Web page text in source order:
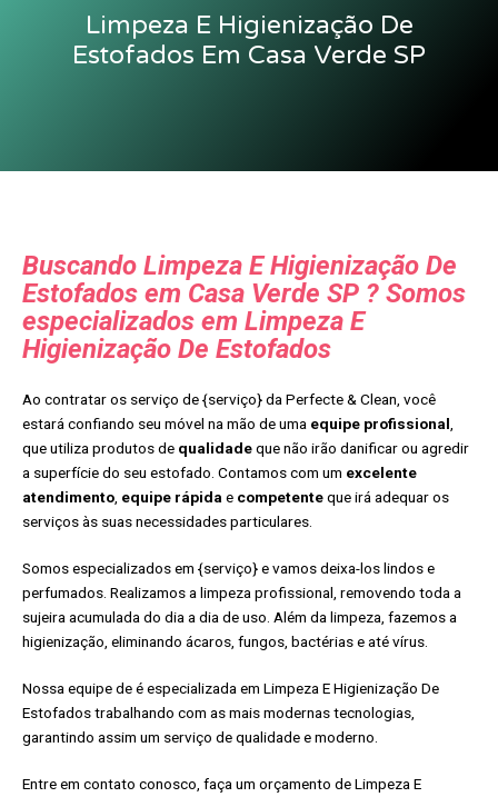
Limpeza E Higienização De
Estofados Em Casa Verde SP
Buscando Limpeza E Higienização De
Estofados em Casa Verde SP ? Somos
especializados em Limpeza E
Higienização De Estofados
Ao contratar os serviço de {serviço} da Perfecte & Clean, você
estará confiando seu móvel na mão de uma equipe profissional
que utiliza produtos de qualidadeque não irão danificar ou agredir
a superfície do seu estofado. Contamos com um excelente
atendimento equipe rápida e competenteque irá adequar os
serviços às suas necessidades particulares.
Somos especializados em {serviço} e vamos deixa-los lindos e
perfumados. Realizamos a limpeza profissional, removendo toda a
sujeira acumulada do dia a dia de uso. Além da limpeza, fazemos a
higienização, eliminando ácaros, fungos, bactérias e até vírus.
Nossa equipe de é especializada em Limpeza E Higienização De
Estofados trabalhando com as mais modernas tecnologias,
garantindo assim um serviço de qualidade e moderno.
Entre em contato conosco, faça um orçamento de Limpeza E